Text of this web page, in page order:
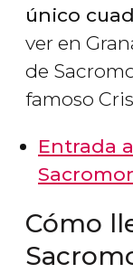
único
ver en
de
famoso
Entrada
Cómo